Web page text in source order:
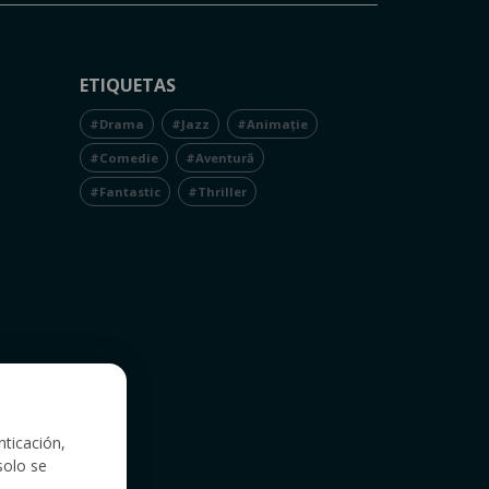
ETIQUETAS
#Drama #Jazz #Animație
#Comedie #Aventură
#Fantastic #Thriller
se